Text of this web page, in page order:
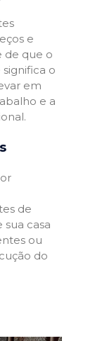
e
de que o
o
em
e a
de
casa
ou
do